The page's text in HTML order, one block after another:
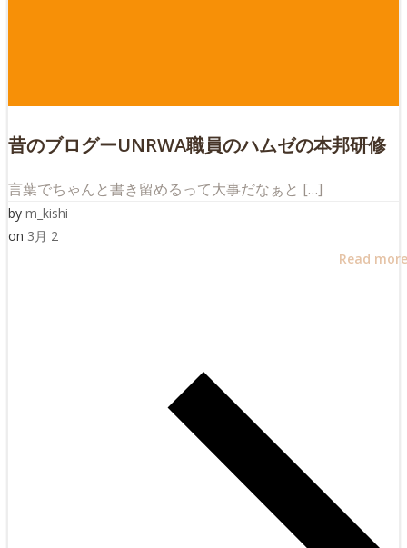
昔のブログーUNRWA職員のハムゼの本邦研修
言葉でちゃんと書き留めるって大事だなぁと […]
by m_kishi
on 3月 2
Read more